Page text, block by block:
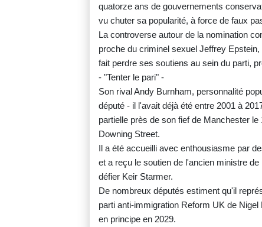
quatorze ans de gouvernements
vu chuter sa popularité, à force de faux
La controverse autour de la nomination
proche du criminel sexuel Jeffrey
fait perdre ses soutiens au sein du parti,
- "Tenter le pari" -
Son rival Andy Burnham, personnalité
député - il l'avait déjà été entre 2001 à
partielle près de son fief de Manchester
Downing Street.
Il a été accueilli avec enthousiasme par
et a reçu le soutien de l'ancien ministre
défier Keir Starmer.
De nombreux députés estiment qu'il
parti anti-immigration Reform UK de
en principe en 2029.